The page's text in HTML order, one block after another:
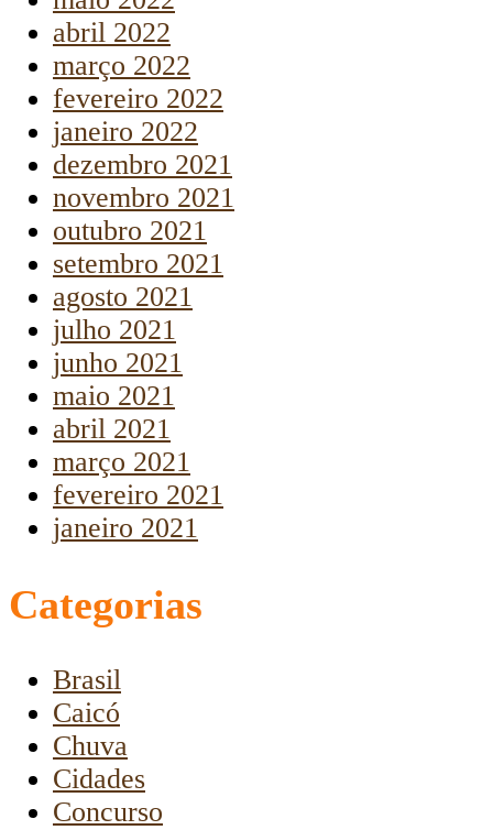
abril 2022
março 2022
fevereiro 2022
janeiro 2022
dezembro 2021
novembro 2021
outubro 2021
setembro 2021
agosto 2021
julho 2021
junho 2021
maio 2021
abril 2021
março 2021
fevereiro 2021
janeiro 2021
Categorias
Brasil
Caicó
Chuva
Cidades
Concurso